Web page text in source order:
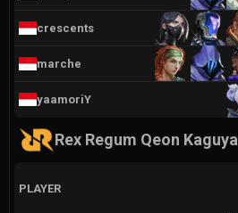
crescents
marche
yaamoriY
Rex Regum Qeon Kaguya
PLAYER